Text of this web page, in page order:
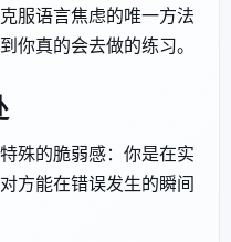
服语言焦虑的唯一方法
真的会去做的练习。
殊的脆弱感：你是在实
方能在错误发生的瞬间